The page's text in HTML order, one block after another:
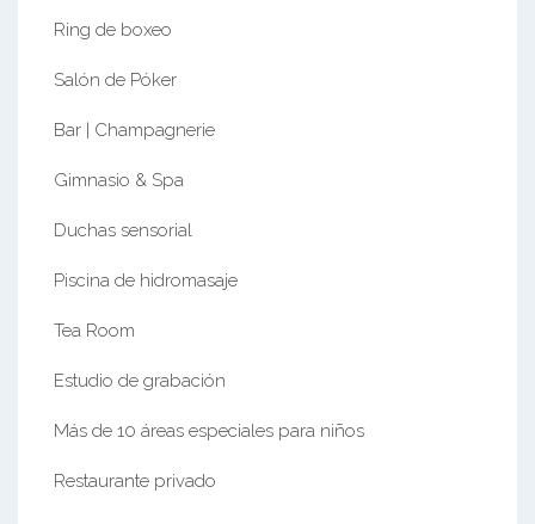
Ring de boxeo
Salón de Póker
Bar | Champagnerie
Gimnasio & Spa
Duchas sensorial
Piscina de hidromasaje
Tea Room
Estudio de grabación
Más de 10 áreas especiales para niños
Restaurante privado